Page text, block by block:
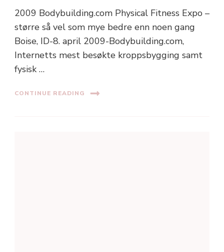
2009 Bodybuilding.com Physical Fitness Expo –
større så vel som mye bedre enn noen gang
Boise, ID-8. april 2009-Bodybuilding.com,
Internetts mest besøkte kroppsbygging samt
fysisk …
CONTINUE READING